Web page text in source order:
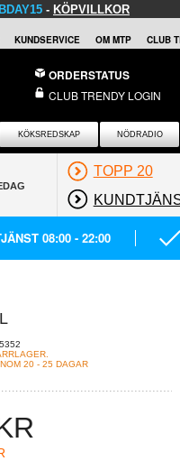
BDAY15 - KÖPVILLKOR
KUNDSERVICE OM MTP CLUB
ORDERSTATUS
CLUB TRENDY LOGIN
KÖKSREDSKAP NÖDRADIO
TOPP 20
08:00 - 22:00
20 - 25 DAGAR